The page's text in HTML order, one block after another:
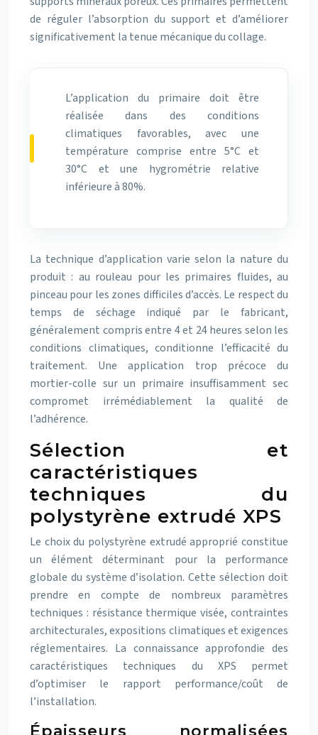
de réguler l’absorption du support et d’améliorer
significativement la tenue mécanique du collage.
L’application du primaire doit être
réalisée dans des conditions
climatiques favorables, avec une
température comprise entre 5°C et
30°C et une hygrométrie relative
inférieure à 80%.
La technique d’application varie selon la nature du
produit : au rouleau pour les primaires fluides, au
pinceau pour les zones difficiles d’accès. Le respect du
temps de séchage indiqué par le fabricant,
généralement compris entre 4 et 24 heures selon les
conditions climatiques, conditionne l’efficacité du
traitement. Une application trop précoce du
mortier-colle sur un primaire insuffisamment sec
compromet irrémédiablement la qualité de
l’adhérence.
Sélection et
caractéristiques
techniques du
polystyrène extrudé XPS
Le choix du polystyrène extrudé approprié constitue
un élément déterminant pour la performance
globale du système d’isolation. Cette sélection doit
prendre en compte de nombreux paramètres
techniques : résistance thermique visée, contraintes
architecturales, expositions climatiques et exigences
réglementaires. La connaissance approfondie des
caractéristiques techniques du XPS permet
d’optimiser le rapport performance/coût de
l’installation.
Épaisseurs normalisées